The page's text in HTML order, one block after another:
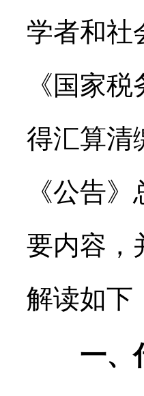
学者和社
《国家
得汇算清
《公告
要内容，
解读如下
一、